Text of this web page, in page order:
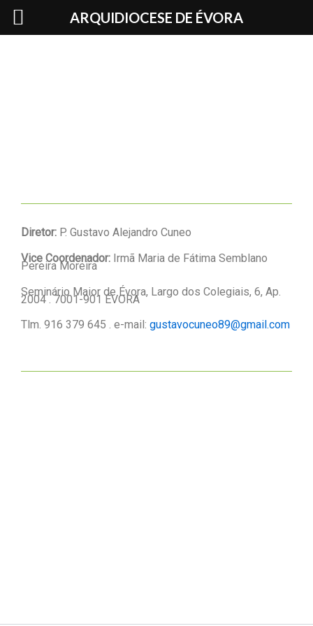
Skip
Diretor: P. Gustavo Alejandro Cuneo
Vice Coordenador: Irmã Maria de Fátima Semblano
Pereira Moreira
Seminário Maior de Évora, Largo dos Colegiais, 6, Ap.
2004 . 7001-901 ÉVORA
Tlm. 916 379 645 . e-mail: gustavocuneo89@gmail.com
ARQUIDIOCESE DE ÉVORA